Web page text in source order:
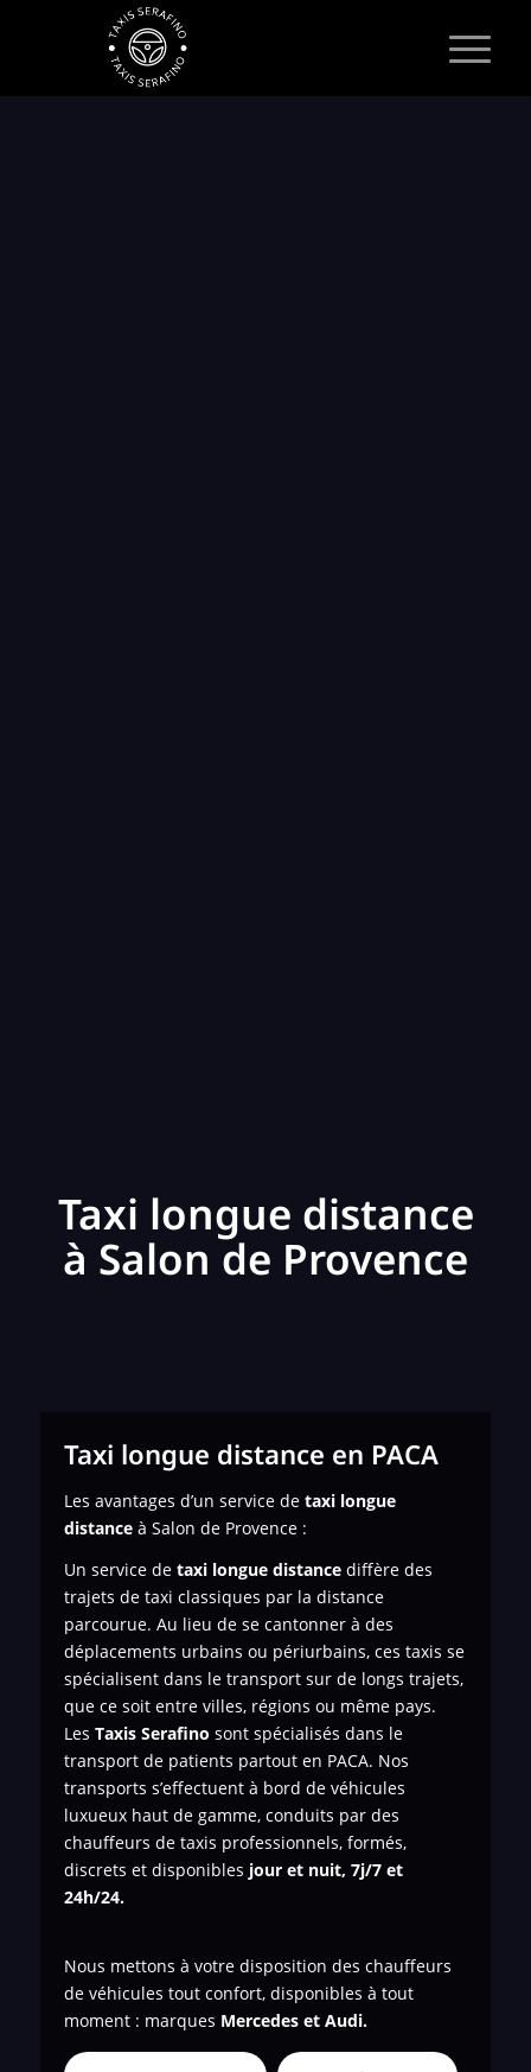
Taxi longue distance
à Salon de Provence
Taxi longue distance en PACA
Les avantages d’un service de taxi longue
distance à Salon de Provence :
Un service de taxi longue distance diffère des
trajets de taxi classiques par la distance
parcourue. Au lieu de se cantonner à des
déplacements urbains ou périurbains, ces taxis se
spécialisent dans le transport sur de longs trajets,
que ce soit entre villes, régions ou même pays.
Les Taxis Serafino sont spécialisés dans le
transport de patients partout en PACA. Nos
transports s’effectuent à bord de véhicules
luxueux haut de gamme, conduits par des
chauffeurs de taxis professionnels, formés,
discrets et disponibles jour et nuit, 7j/7 et
24h/24.
Nous mettons à votre disposition des chauffeurs
de véhicules tout confort, disponibles à tout
moment : marques Mercedes et Audi.